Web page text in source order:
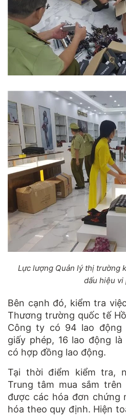
Lực lượng Quản lý thị trường
dấu hiệu vi
Bên cạnh đó, kiểm tra
Thương trường quốc tế
Công ty có 94 lao động
giấy phép, 16 lao động
có hợp đồng lao động.
Tại thời điểm kiểm tra,
Trung tâm mua sắm
được các hóa đơn chứng
hóa theo quy định. Hiện